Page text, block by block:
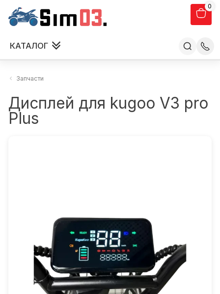
0
КАТАЛОГ
Запчасти
Дисплей для kugoo V3 pro
Plus